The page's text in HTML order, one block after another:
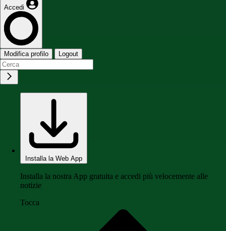
Accedi
Modifica profilo Logout
Installa la Web App
Installa la nostra App gratuita e accedi più velocemente alle
notizie
Tocca